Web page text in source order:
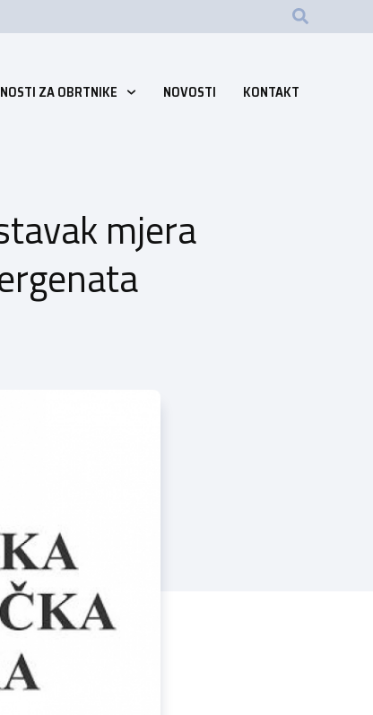
ZA OBRTNIKE NOVOSTI KONTAKT
mjera